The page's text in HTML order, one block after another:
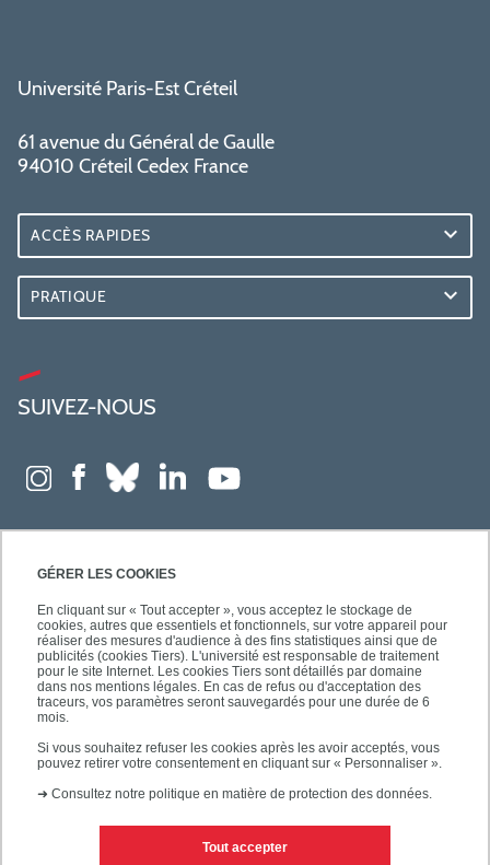
GÉRER LES COOKIES
En cliquant sur « Tout accepter », vous acceptez le stockage de
cookies, autres que essentiels et fonctionnels, sur votre appareil pour
réaliser des mesures d'audience à des fins statistiques ainsi que de
publicités (cookies Tiers). L'université est responsable de traitement
pour le site Internet. Les cookies Tiers sont détaillés par domaine
dans nos mentions légales. En cas de refus ou d'acceptation des
traceurs, vos paramètres seront sauvegardés pour une durée de 6
mois.
Si vous souhaitez refuser les cookies après les avoir acceptés, vous
pouvez retirer votre consentement en cliquant sur « Personnaliser ».
➜ Consultez notre politique en matière de protection des données.
Tout accepter
Université Paris-Est Créteil
61 avenue du Général de Gaulle
94010 Créteil Cedex France
ACCÈS RAPIDES
PRATIQUE
SUIVEZ-NOUS
Mentions légales